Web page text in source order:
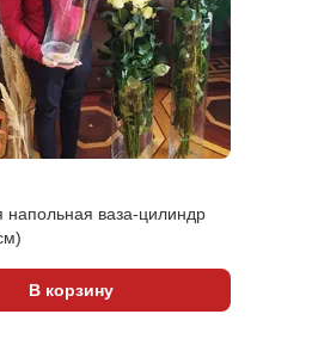
напольная ваза-цилиндр
В корзину